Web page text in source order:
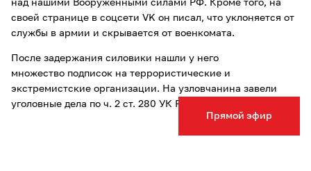
Прямой эфир
над нашими Вооруженными силами РФ. Кроме того, на
своей странице в соцсети VK он писал, что уклоняется от
службы в армии и скрывается от военкомата.
После задержания силовики нашли у него
множество подписок на террористические и
экстремистские организации. На узловчанина завели
уголовные дела по ч. 2 ст. 280 УК РФ и ч. 2 ст. 205.2 УК РФ.